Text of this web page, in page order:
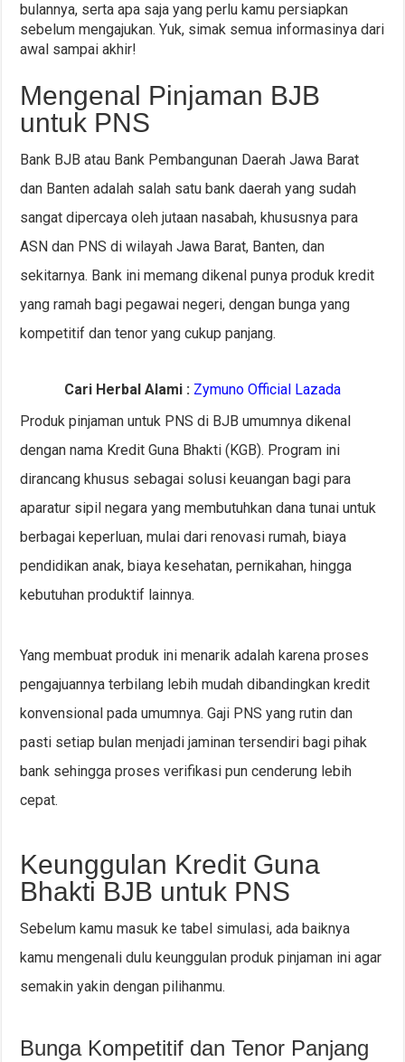
bulannya, serta apa saja yang perlu kamu persiapkan
sebelum mengajukan. Yuk, simak semua informasinya dari
awal sampai akhir!
Mengenal Pinjaman BJB
untuk PNS
Bank BJB atau Bank Pembangunan Daerah Jawa Barat
dan Banten adalah salah satu bank daerah yang sudah
sangat dipercaya oleh jutaan nasabah, khususnya para
ASN dan PNS di wilayah Jawa Barat, Banten, dan
sekitarnya. Bank ini memang dikenal punya produk kredit
yang ramah bagi pegawai negeri, dengan bunga yang
kompetitif dan tenor yang cukup panjang.
Cari Herbal Alami : Zymuno Official Lazada
Produk pinjaman untuk PNS di BJB umumnya dikenal
dengan nama Kredit Guna Bhakti (KGB). Program ini
dirancang khusus sebagai solusi keuangan bagi para
aparatur sipil negara yang membutuhkan dana tunai untuk
berbagai keperluan, mulai dari renovasi rumah, biaya
pendidikan anak, biaya kesehatan, pernikahan, hingga
kebutuhan produktif lainnya.
Yang membuat produk ini menarik adalah karena proses
pengajuannya terbilang lebih mudah dibandingkan kredit
konvensional pada umumnya. Gaji PNS yang rutin dan
pasti setiap bulan menjadi jaminan tersendiri bagi pihak
bank sehingga proses verifikasi pun cenderung lebih
cepat.
Keunggulan Kredit Guna
Bhakti BJB untuk PNS
Sebelum kamu masuk ke tabel simulasi, ada baiknya
kamu mengenali dulu keunggulan produk pinjaman ini agar
semakin yakin dengan pilihanmu.
Bunga Kompetitif dan Tenor Panjang